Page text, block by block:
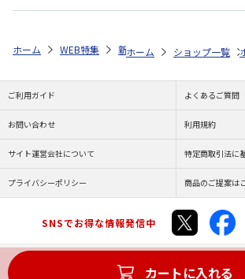
カートに入れる
ホーム WEB特集 新生活雑貨 全商品一覧
ホーム ショップ一覧
ご利用ガイド よくあるご質問
お問い合わせ 利用規約
サイト運営会社について 特定商取引法に
プライバシーポリシー 商品のご提案は
SNSでお得な情報発信中